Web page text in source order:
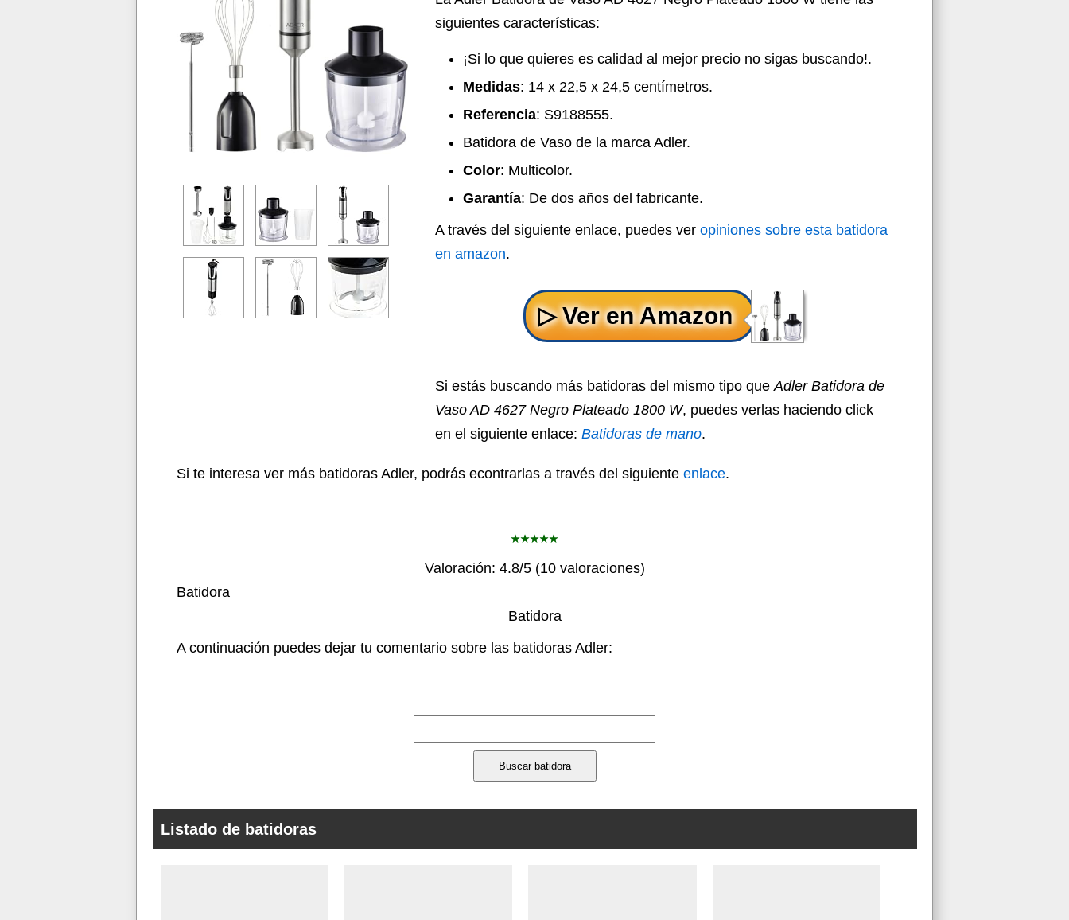
siguientes características:
¡Si lo que quieres es calidad al mejor precio no sigas buscando!.
Medidas: 14 x 22,5 x 24,5 centímetros.
Referencia: S9188555.
Batidora de Vaso de la marca Adler.
Color: Multicolor.
Garantía: De dos años del fabricante.
A través del siguiente enlace, puedes ver opiniones sobre esta batidora
en amazon.
Si estás buscando más batidoras del mismo tipo queAdler Batidora de
Vaso AD 4627 Negro Plateado 1800 W, puedes verlas haciendo click
en el siguiente enlace: Batidoras de mano.
Si te interesa ver más batidoras Adler, podrás econtrarlas a través del siguiente enlace.
Valoración: 4.8/5 (10valoraciones)
Batidora
Batidora
A continuación puedes dejar tu comentario sobre las batidoras Adler:
Listado de batidoras